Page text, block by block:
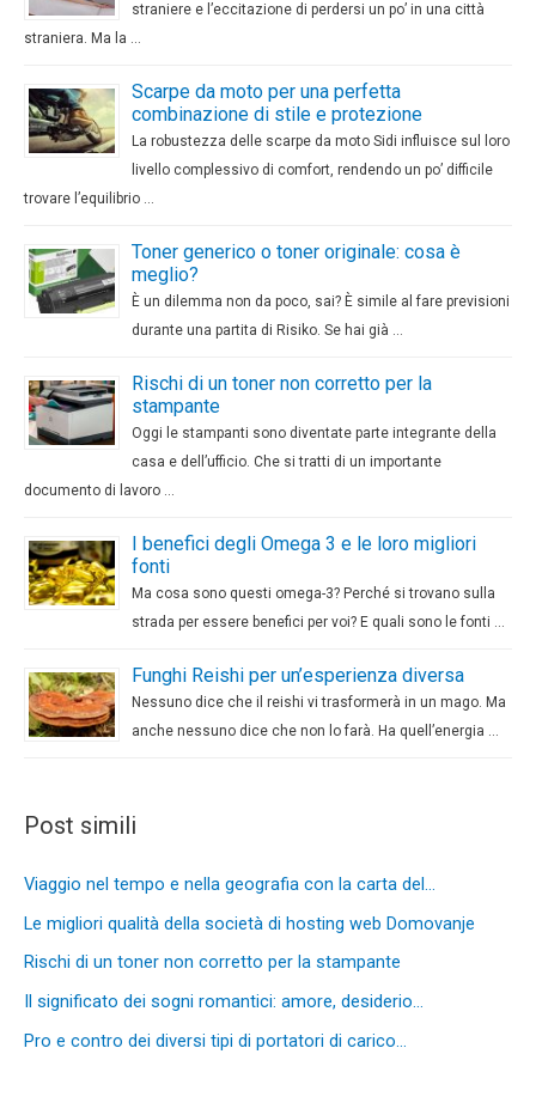
straniere e l’eccitazione di perdersi un po’ in una città
straniera. Ma la …
Scarpe da moto per una perfetta
combinazione di stile e protezione
La robustezza delle scarpe da moto Sidi influisce sul loro
livello complessivo di comfort, rendendo un po’ difficile
trovare l’equilibrio …
Toner generico o toner originale: cosa è
meglio?
È un dilemma non da poco, sai? È simile al fare previsioni
durante una partita di Risiko. Se hai già …
Rischi di un toner non corretto per la
stampante
Oggi le stampanti sono diventate parte integrante della
casa e dell’ufficio. Che si tratti di un importante
documento di lavoro …
I benefici degli Omega 3 e le loro migliori
fonti
Ma cosa sono questi omega-3? Perché si trovano sulla
strada per essere benefici per voi? E quali sono le fonti …
Funghi Reishi per un’esperienza diversa
Nessuno dice che il reishi vi trasformerà in un mago. Ma
anche nessuno dice che non lo farà. Ha quell’energia …
Post simili
Viaggio nel tempo e nella geografia con la carta del…
Le migliori qualità della società di hosting web Domovanje
Rischi di un toner non corretto per la stampante
Il significato dei sogni romantici: amore, desiderio…
Pro e contro dei diversi tipi di portatori di carico…